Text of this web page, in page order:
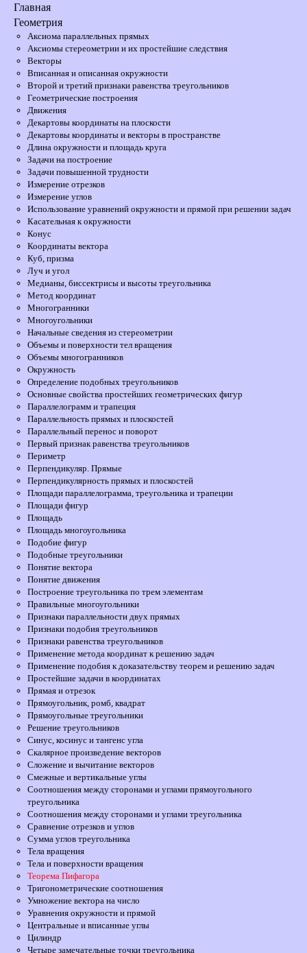
Главная
Геометрия
Аксиома параллельных прямых
Аксиомы стереометрии и их простейшие следствия
Векторы
Вписанная и описанная окружности
Второй и третий признаки равенства треугольников
Геометрические построения
Движения
Декартовы координаты на плоскости
Декартовы координаты и векторы в пространстве
Длина окружности и площадь круга
Задачи на построение
Задачи повышенной трудности
Измерение отрезков
Измерение углов
Использование уравнений окружности и прямой при решении задач
Касательная к окружности
Конус
Координаты вектора
Куб, призма
Луч и угол
Медианы, биссектрисы и высоты треугольника
Метод координат
Многогранники
Многоугольники
Начальные сведения из стереометрии
Объемы и поверхности тел вращения
Объемы многогранников
Окружность
Определение подобных треугольников
Основные свойства простейших геометрических фигур
Параллелограмм и трапеция
Параллельность прямых и плоскостей
Параллельный перенос и поворот
Первый признак равенства треугольников
Периметр
Перпендикуляр. Прямые
Перпендикулярность прямых и плоскостей
Площади параллелограмма, треугольника и трапеции
Площади фигур
Площадь
Площадь многоугольника
Подобие фигур
Подобные треугольники
Понятие вектора
Понятие движения
Построение треугольника по трем элементам
Правильные многоугольники
Признаки параллельности двух прямых
Признаки подобия треугольников
Признаки равенства треугольников
Применение метода координат к решению задач
Применение подобия к доказательству теорем и решению задач
Простейшие задачи в координатах
Прямая и отрезок
Прямоугольник, ромб, квадрат
Прямоугольные треугольники
Решение треугольников
Синус, косинус и тангенс угла
Скалярное произведение векторов
Сложение и вычитание векторов
Смежные и вертикальные углы
Соотношения между сторонами и углами прямоугольного
треугольника
Соотношения между сторонами и углами треугольника
Сравнение отрезков и углов
Сумма углов треугольника
Тела вращения
Тела и поверхности вращения
Теорема Пифагора
Тригонометрические соотношения
Умножение вектора на число
Уравнения окружности и прямой
Центральные и вписанные углы
Цилиндр
Четыре замечательные точки треугольника